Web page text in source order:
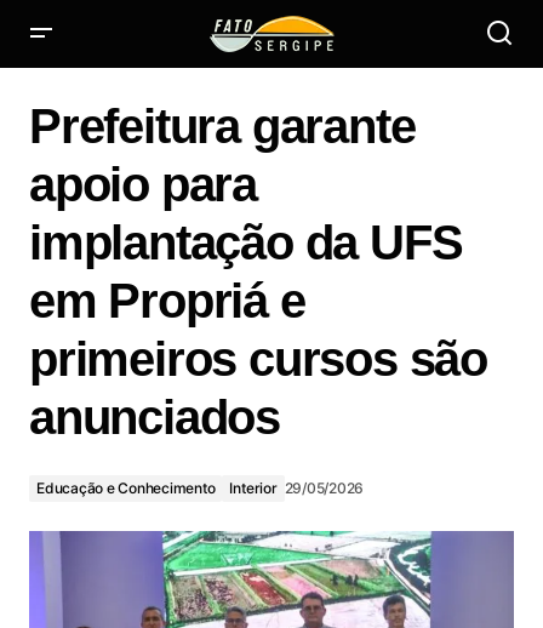
Prefeitura garante
apoio para
implantação da UFS
em Propriá e
primeiros cursos são
anunciados
Educação e Conhecimento Interior 29/05/2026